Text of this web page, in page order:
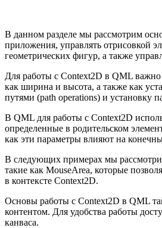
В данном разделе мы рассмотрим
приложения, управлять отрисовкой
геометрических фигур, а также
Для работы с Context2D в QML важно
как ширина и высота, а также как
путями (path operations) и установку
В QML для работы с Context2D
определенные в родительском
как эти параметры влияют на
В следующих примерах мы
такие как MouseArea, которые
в контексте Context2D.
Основы работы с Context2D в QML
контентом. Для удобства работы
канваса.